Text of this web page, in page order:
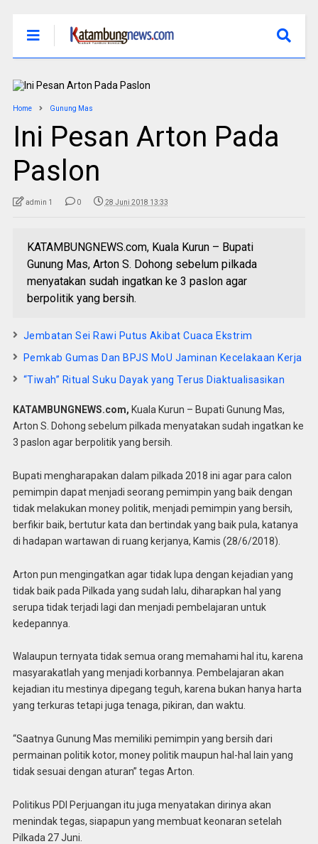
Home Gunung Mas
Ini Pesan Arton Pada
Paslon
admin 1 0 28 Juni 2018 13:33
KATAMBUNGNEWS.com, Kuala Kurun – Bupati
Gunung Mas, Arton S. Dohong sebelum pilkada
menyatakan sudah ingatkan ke 3 paslon agar
berpolitik yang bersih.
Jembatan Sei Rawi Putus Akibat Cuaca Ekstrim
Pemkab Gumas Dan BPJS MoU Jaminan Kecelakaan Kerja
“Tiwah” Ritual Suku Dayak yang Terus Diaktualisasikan
KATAMBUNGNEWS.com, Kuala Kurun – Bupati Gunung Mas,
Arton S. Dohong sebelum pilkada menyatakan sudah ingatkan ke
3 paslon agar berpolitik yang bersih.
Bupati mengharapakan dalam pilkada 2018 ini agar para calon
pemimpin dapat menjadi seorang pemimpin yang baik dengan
tidak melakukan money politik, menjadi pemimpin yang bersih,
berfikir baik, bertutur kata dan bertindak yang baik pula, katanya
di hadapan wartawan di ruang kerjanya, Kamis (28/6/2018).
Arton pun mengingatkan agar tidak lupa dengan kejadian yang
tidak baik pada Pilkada yang sudah lalu, diharapkan hal yang
serupa tidak terjadi lagi dan menjadi pembelajaran untuk
kedepannya.
Walaupun ternyata tidak semua orang memahami hal itu, karena
masyarakatlah yang menjadi korbannya. Pembelajaran akan
kejadian itu mestinya dipegang teguh, karena bukan hanya harta
yang terkuras tetapi juga tenaga, pikiran, dan waktu.
“Saatnya Gunung Mas memiliki pemimpin yang bersih dari
permainan politik kotor, money politik maupun hal-hal lain yang
tidak sesuai dengan aturan” tegas Arton.
Politikus PDI Perjuangan itu juga menyatakan dirinya akan
menindak tegas, siapapun yang membuat keonaran setelah
Pilkada 27 Juni.